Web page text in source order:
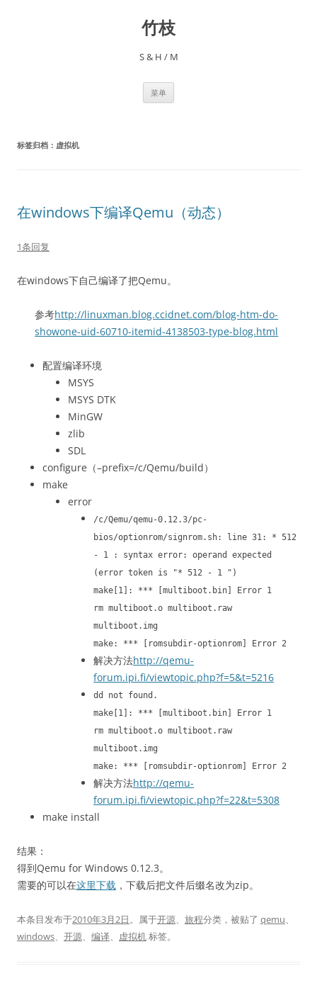
竹枝
S & H / M
菜单
标签归档： 虚拟机
在windows下编译Qemu（动态）
1条回复
在windows下自己编译了把Qemu。
参考http://linuxman.blog.ccidnet.com/blog-htm-do-
showone-uid-60710-itemid-4138503-type-blog.html
配置编译环境
MSYS
MSYS DTK
MinGW
zlib
SDL
configure（–prefix=/c/Qemu/build）
make
error
/c/Qemu/qemu-0.12.3/pc-
bios/optionrom/signrom.sh: line 31: * 512
- 1 : syntax error: operand expected
(error token is "* 512 - 1 ")
make[1]: *** [multiboot.bin] Error 1
rm multiboot.o multiboot.raw
multiboot.img
make: *** [romsubdir-optionrom] Error 2
解决方法http://qemu-
forum.ipi.fi/viewtopic.php?f=5&t=5216
dd not found.
make[1]: *** [multiboot.bin] Error 1
rm multiboot.o multiboot.raw
multiboot.img
make: *** [romsubdir-optionrom] Error 2
解决方法http://qemu-
forum.ipi.fi/viewtopic.php?f=22&t=5308
make install
结果：
得到Qemu for Windows 0.12.3。
需要的可以在这里下载 ，下载后把文件后缀名改为zip。
本条目发布于2010年3月2日。属于开源、 旅程分类，被贴了 qemu、
windows、 开源、 编译、 虚拟机标签。